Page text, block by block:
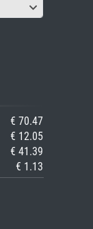
€ 70.47
€ 12.05
€ 41.39
€ 1.13